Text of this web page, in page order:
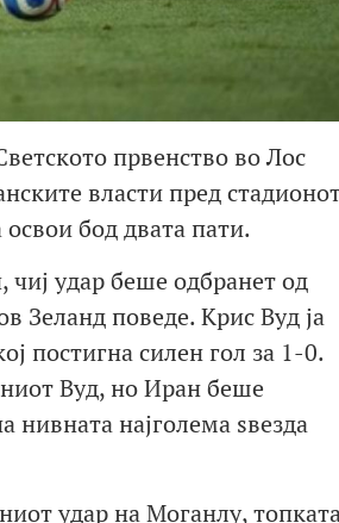
првенство во Лос
власти пред
бод двата пати.
чиј удар беше одбранет од
Зеланд поведе. Крис Вуд ја
постигна силен гол за 1-0.
Вуд, но Иран беше
нивната најголема ѕвезда
удар на Моганлу,